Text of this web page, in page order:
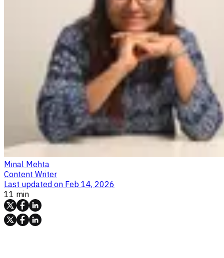
Minal Mehta
Content Writer
Last updated on Feb 14, 2026
11 min